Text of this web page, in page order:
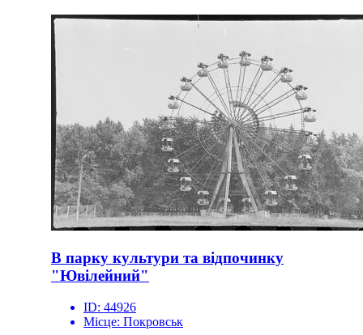
В парку культури та відпочинку
"Ювілейний"
ID: 44926
Місце: Покровськ